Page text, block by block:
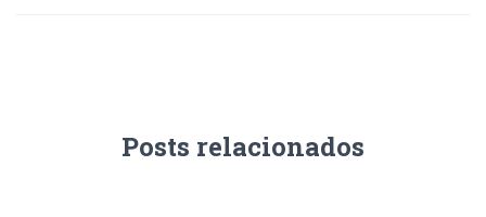
Posts relacionados